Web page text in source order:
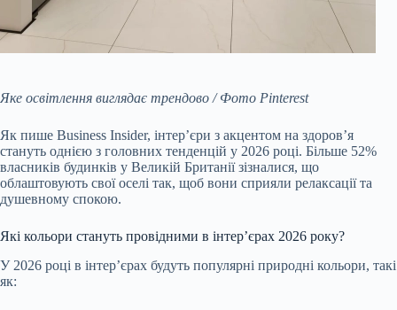
Яке освітлення виглядає трендово / Фото Pinterest
Як пише Business Insider, інтер’єри з акцентом на здоров’я
стануть однією з головних тенденцій у 2026 році. Більше 52%
власників будинків у Великій Британії зізналися, що
облаштовують свої оселі так, щоб вони сприяли релаксації та
душевному спокою.
Які кольори стануть провідними в інтер’єрах 2026 року?
У 2026 році в інтер’єрах будуть популярні природні кольори, такі
як: